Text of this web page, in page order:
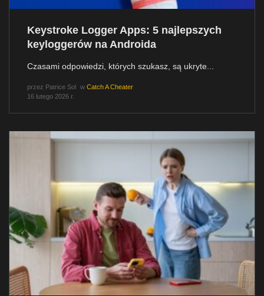
Keystroke Logger Apps: 5 najlepszych
keyloggerów na Androida
Czasami odpowiedzi, których szukasz, są ukryte...
przez Patrice Sol w Catch A Cheater
16 lutego 2026 r.